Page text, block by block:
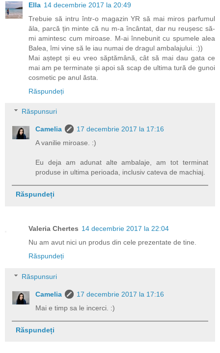
Ella 14 decembrie 2017 la 20:49
Trebuie să intru într-o magazin YR să mai miros parfumul
ăla, parcă țin minte că nu m-a încântat, dar nu reușesc să-
mi amintesc cum miroase. M-ai înnebunit cu spumele alea
Balea, îmi vine să le iau numai de dragul ambalajului. :))
Mai aștept și eu vreo săptămână, cât să mai dau gata ce
mai am pe terminate și apoi să scap de ultima tură de gunoi
cosmetic pe anul ăsta.
Răspundeți
Răspunsuri
Camelia
17 decembrie 2017 la 17:16
A vanilie miroase. :)
Eu deja am adunat alte ambalaje, am tot terminat
produse in ultima perioada, inclusiv cateva de machiaj.
Răspundeți
Valeria Chertes 14 decembrie 2017 la 22:04
Nu am avut nici un produs din cele prezentate de tine.
Răspundeți
Răspunsuri
Camelia
17 decembrie 2017 la 17:16
Mai e timp sa le incerci. :)
Răspundeți